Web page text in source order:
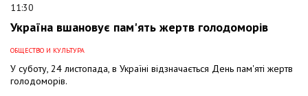
11:30
Україна вшановує пам'ять жертв голодоморів
ОБЩЕСТВО И КУЛЬТУРА
У суботу, 24 листопада, в Україні відзначається День пам'яті жертв
голодоморів.